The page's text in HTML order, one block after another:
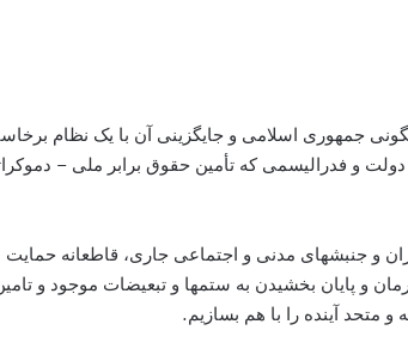
جمهوری اسلامی و جایگزینی آن با یک نظام
و فدرالیسمى که تأمين حقوق برابر ملی –
و جنبشهای مدنی و اجتماعی جاری، قاطعانه
و پایان بخشیدن به ستمها و تبعیضات موجود و تامين
و متحد آینده را با هم بسازیم.